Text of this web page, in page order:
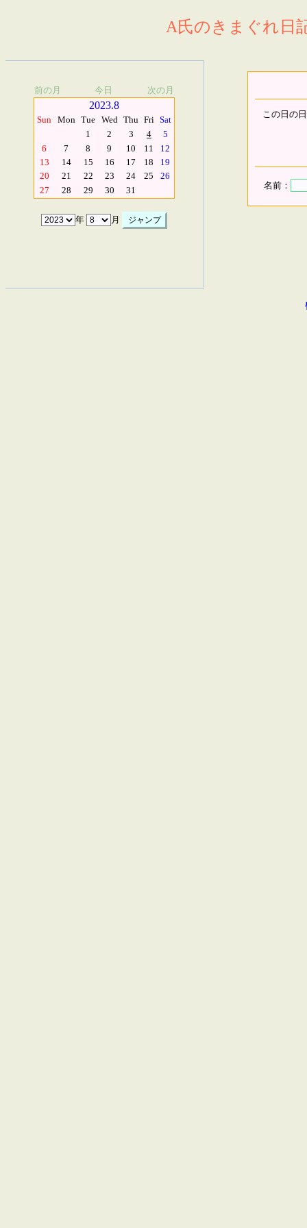
A氏のきまぐれ日
前の月 今日 次の月
2023.8
Sun Mon Tue Wed Thu Fri Sat
1
2 3 4
5
6
7 8 9 10 11
12
13
14 15 16 17 18
19
20
21 22 23 24 25
26
27
28 29 30 31
年 月
この日の
名前：